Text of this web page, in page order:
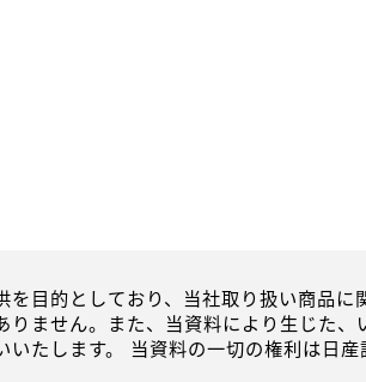
を目的としており、当社取り扱い商品
りません。また、当資料により生じた
いたします。 当資料の一切の権利は日